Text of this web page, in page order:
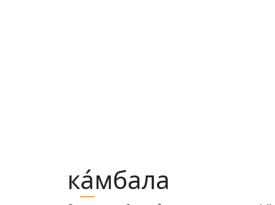
ка́мбала